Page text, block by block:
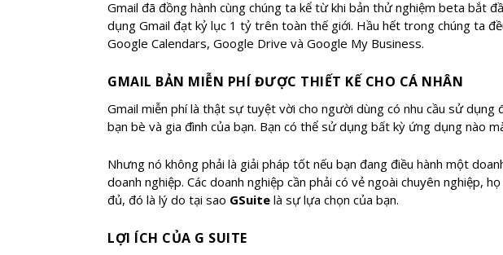
Gmail đã đồng hành cùng chúng ta kể từ khi bản thử nghiệm beta bắt
dụng Gmail đạt kỷ lục 1 tỷ trên toàn thế giới. Hầu hết trong chúng ta
Google Calendars, Google Drive và Google My Business.
GMAIL BẢN MIỄN PHÍ ĐƯỢC THIẾT KẾ CHO CÁ NHÂN
Gmail miễn phí là thật sự tuyệt vời cho người dùng có nhu cầu sử
bạn bè và gia đình của bạn. Bạn có thể sử dụng bất kỳ ứng dụng nào
Nhưng nó không phải là giải pháp tốt nếu bạn đang điều hành một
doanh nghiệp. Các doanh nghiệp cần phải có vẻ ngoài chuyên nghiệp,
đủ, đó là lý do tại sao GSuite là sự lựa chọn của bạn.
LỢI ÍCH CỦA G SUITE